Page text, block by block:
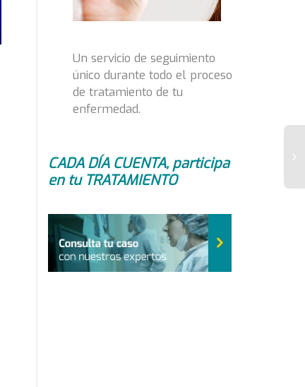
Un servicio de seguimiento
único durante todo el proceso
de tratamiento de tu
enfermedad.
CADA DÍA CUENTA, participa
en tu TRATAMIENTO